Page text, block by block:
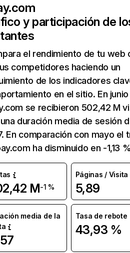
y participación de
el rendimiento de tu web
competidores haciendo un
de los indicadores
en el sitio. En junio
se recibieron 502,42 M
duración media de sesión
En comparación con mayo el
ha disminuido en -1,13
M-1 %
Páginas / Visita
5,89
media de la
Tasa de rebote
43,93 %